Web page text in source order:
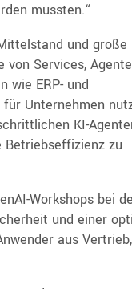
mussten.“
und große
Services,
wie ERP- und
Unternehmen
KI-
zu
Workshops bei
und einer
aus Vertrieb,